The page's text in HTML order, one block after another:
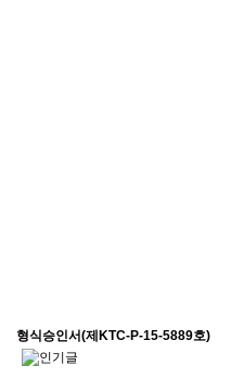
형식승인서(제KTC-P-15-5889호)